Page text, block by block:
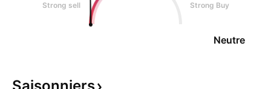
Strong sell Strong Buy
Neutre